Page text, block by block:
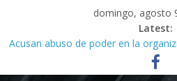
domingo, agosto
Latest:
Acusan abuso de poder en la
Roque; señalan vínculos con el
Ministeriales irrumpen a la fuerza en